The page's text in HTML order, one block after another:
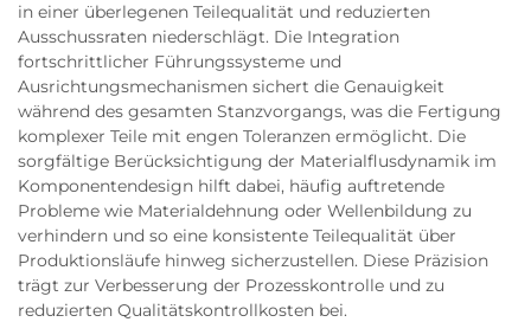
in einer überlegenen Teilequalität und reduzierten
Ausschussraten niederschlägt. Die Integration
fortschrittlicher Führungssysteme und
Ausrichtungsmechanismen sichert die Genauigkeit
während des gesamten Stanzvorgangs, was die Fertigung
komplexer Teile mit engen Toleranzen ermöglicht. Die
sorgfältige Berücksichtigung der Materialflusdynamik im
Komponentendesign hilft dabei, häufig auftretende
Probleme wie Materialdehnung oder Wellenbildung zu
verhindern und so eine konsistente Teilequalität über
Produktionsläufe hinweg sicherzustellen. Diese Präzision
trägt zur Verbesserung der Prozesskontrolle und zu
reduzierten Qualitätskontrollkosten bei.